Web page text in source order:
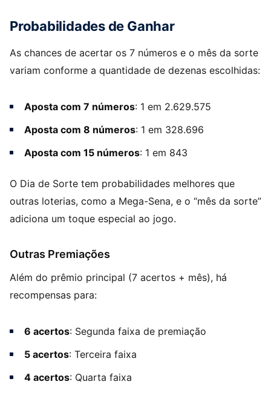
Probabilidades de Ganhar
As chances de acertar os 7 números e o mês da sorte
variam conforme a quantidade de dezenas escolhidas:
Aposta com 7 números: 1 em 2.629.575
Aposta com 8 números: 1 em 328.696
Aposta com 15 números: 1 em 843
O Dia de Sorte tem probabilidades melhores que
outras loterias, como a Mega-Sena, e o “mês da sorte”
adiciona um toque especial ao jogo.
Outras Premiações
Além do prêmio principal (7 acertos + mês), há
recompensas para:
6 acertos: Segunda faixa de premiação
5 acertos: Terceira faixa
4 acertos: Quarta faixa